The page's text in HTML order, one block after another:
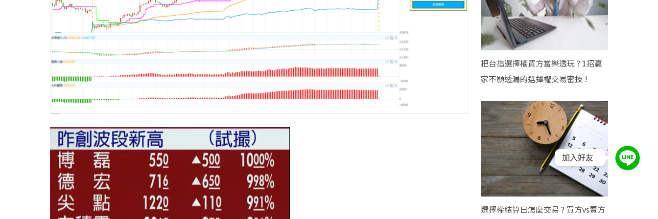
把台指選擇權買方當樂透玩 ? 1招贏
家不願透漏的選擇權交易密技 !
選擇權結算日怎麼交易 ? 買方vs賣方
加入好友